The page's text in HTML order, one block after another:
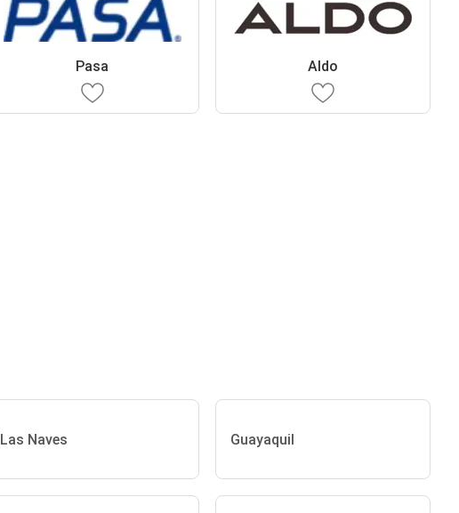
Pasa Aldo
Las Naves Guayaquil